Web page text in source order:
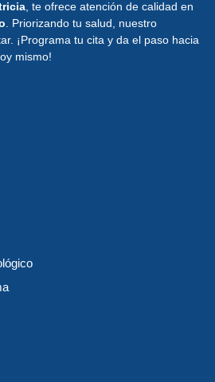
, te ofrece atención de calidad en
. Priorizando tu salud, nuestro
¡Programa tu cita y da el paso hacia
mismo!